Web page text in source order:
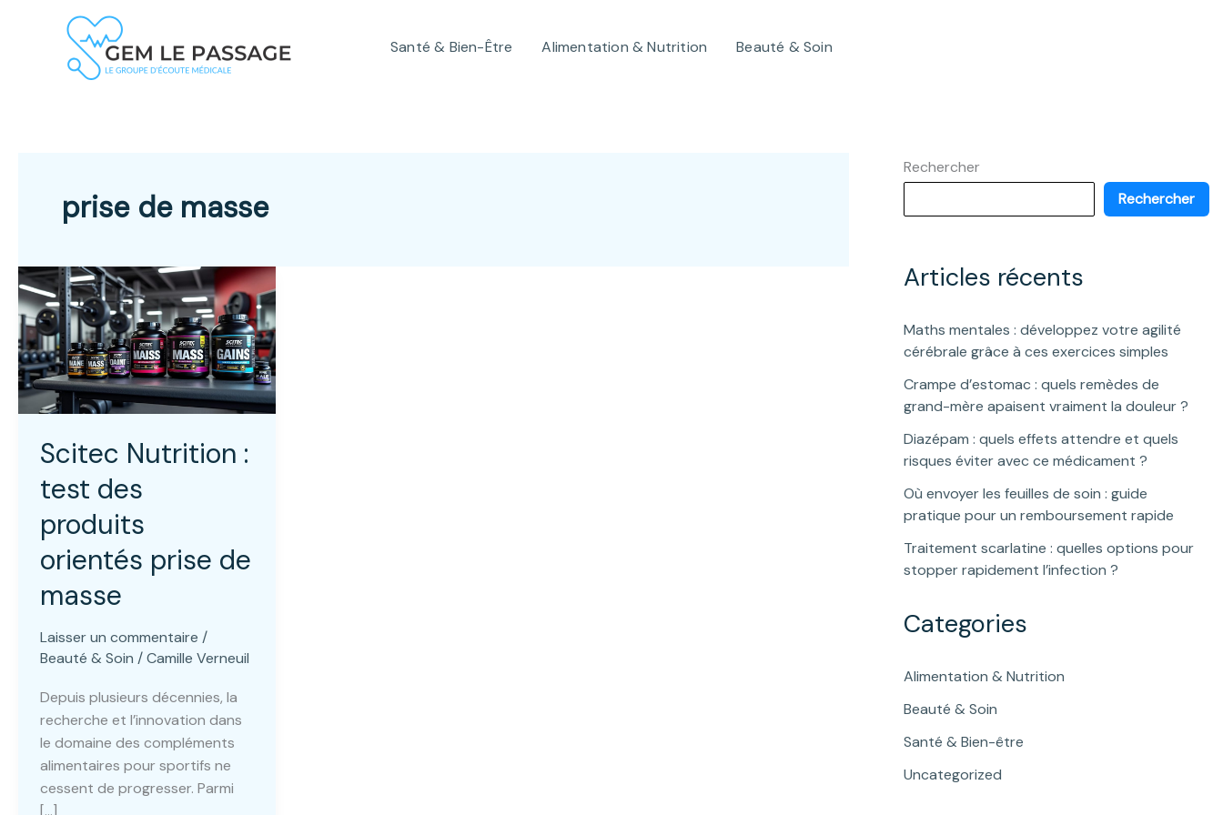
Santé & Bien-Être Alimentation & Nutrition Beauté & Soin
prise de masse
Scitec Nutrition :
test des
produits
orientés prise de
masse
Laisser un commentaire /
Beauté & Soin /Camille Verneuil
Depuis plusieurs décennies, la
recherche et l’innovation dans
le domaine des compléments
alimentaires pour sportifs ne
cessent de progresser. Parmi
[…]
Rechercher
Rechercher
Articles récents
Maths mentales : développez votre agilité
cérébrale grâce à ces exercices simples
Crampe d’estomac : quels remèdes de
grand-mère apaisent vraiment la douleur ?
Diazépam : quels effets attendre et quels
risques éviter avec ce médicament ?
Où envoyer les feuilles de soin : guide
pratique pour un remboursement rapide
Traitement scarlatine : quelles options pour
stopper rapidement l’infection ?
Categories
Alimentation & Nutrition
Beauté & Soin
Santé & Bien-être
Uncategorized